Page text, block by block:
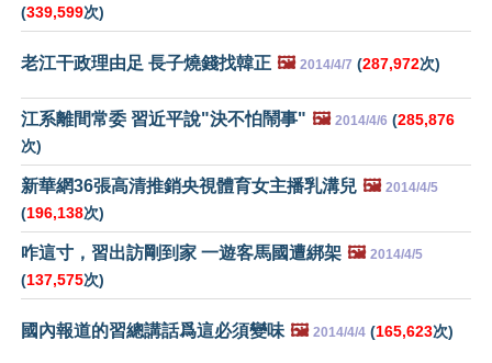
(339,599次)
老江干政理由足 長子燒錢找韓正 🖼️ 2014/4/7 (287,972次)
江系離間常委 習近平說"決不怕鬧事" 🖼️ 2014/4/6 (285,876
次)
新華網36張高清推銷央視體育女主播乳溝兒 🖼️ 2014/4/5
(196,138次)
咋這寸，習出訪剛到家 一遊客馬國遭綁架 🖼️ 2014/4/5
(137,575次)
國內報道的習總講話爲這必須變味 🖼️ 2014/4/4 (165,623次)